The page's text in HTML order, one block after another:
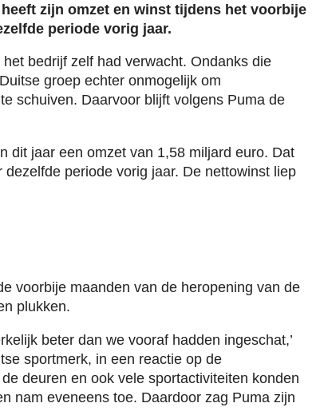
zijn omzet en winst tijdens het voorbije
periode vorig jaar.
bedrijf zelf had verwacht. Ondanks die
groep echter onmogelijk om
schuiven. Daarvoor blijft volgens Puma de
dit jaar een omzet van 1,58 miljard euro. Dat
periode vorig jaar. De nettowinst liep
voorbije maanden van de heropening van de
plukken.
beter dan we vooraf hadden ingeschat,’
sportmerk, in een reactie op de
deuren en ook vele sportactiviteiten konden
nam eveneens toe. Daardoor zag Puma zijn